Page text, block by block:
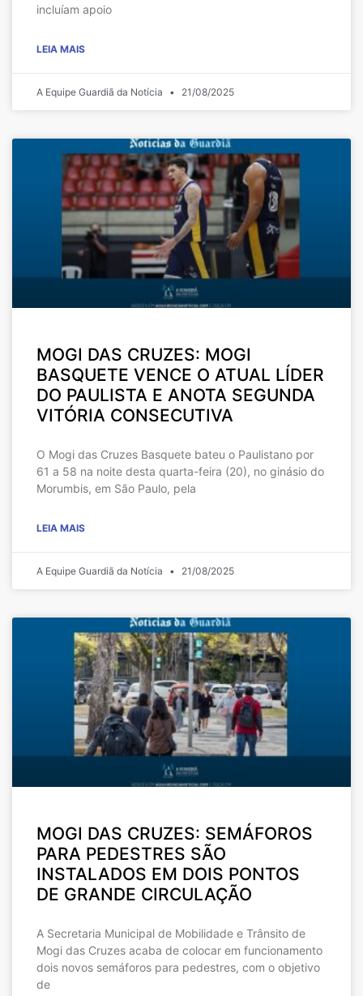
incluíam apoio
LEIA MAIS
A Equipe Guardiã da Notícia 21/08/2025
MOGI DAS CRUZES: MOGI
BASQUETE VENCE O ATUAL LÍDER
DO PAULISTA E ANOTA SEGUNDA
VITÓRIA CONSECUTIVA
O Mogi das Cruzes Basquete bateu o Paulistano por
61 a 58 na noite desta quarta-feira (20), no ginásio do
Morumbis, em São Paulo, pela
LEIA MAIS
A Equipe Guardiã da Notícia 21/08/2025
MOGI DAS CRUZES: SEMÁFOROS
PARA PEDESTRES SÃO
INSTALADOS EM DOIS PONTOS
DE GRANDE CIRCULAÇÃO
A Secretaria Municipal de Mobilidade e Trânsito de
Mogi das Cruzes acaba de colocar em funcionamento
dois novos semáforos para pedestres, com o objetivo
de